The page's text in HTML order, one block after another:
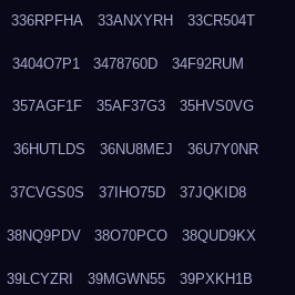
336RPFHA 33ANXYRH 33CR504T
3404O7P1 3478760D 34F92RUM
357AGF1F 35AF37G3 35HVS0VG
36HUTLDS 36NU8MEJ 36U7Y0NR
37CVGS0S 37IHO75D 37JQKID8
38NQ9PDV 38O70PCO 38QUD9KX
39LCYZRI 39MGWN55 39PXKH1B